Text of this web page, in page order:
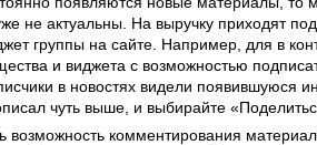
не актуальны. На выручку приходят
группы на сайте. Например, для в
и виджета с возможностью
в новостях видели появившуюся
чуть выше, и выбирайте
возможность комментирования